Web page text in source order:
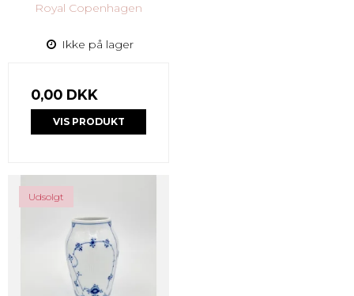
Royal Copenhagen
Ikke på lager
0,00 DKK
VIS PRODUKT
Udsolgt